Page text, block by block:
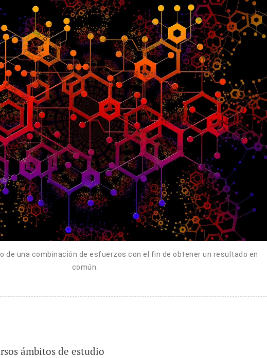
de una combinación de esfuerzos con el fin de obtener un resultado en
común.
ámbitos de estudio